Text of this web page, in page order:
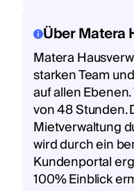
Über Matera
Matera
starken Team
auf allen
von 48 Stunden.
Mietverwaltung
wird durch ein
Kundenportal
100% Einblick